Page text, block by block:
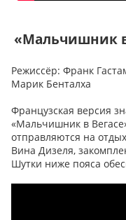
«Мальчишник
Режиссёр: Франк
Марик Бенталха
Французская версия
«Мальчишник в
отправляются на
Вина Дизеля,
Шутки ниже пояса